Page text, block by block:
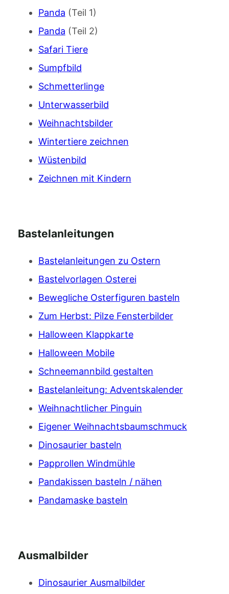
Panda (Teil 1)
Panda (Teil 2)
Safari Tiere
Sumpfbild
Schmetterlinge
Unterwasserbild
Weihnachtsbilder
Wintertiere zeichnen
Wüstenbild
Zeichnen mit Kindern
Bastelanleitungen
Bastelanleitungen zu Ostern
Bastelvorlagen Osterei
Bewegliche Osterfiguren basteln
Zum Herbst: Pilze Fensterbilder
Halloween Klappkarte
Halloween Mobile
Schneemannbild gestalten
Bastelanleitung: Adventskalender
Weihnachtlicher Pinguin
Eigener Weihnachtsbaumschmuck
Dinosaurier basteln
Papprollen Windmühle
Pandakissen basteln / nähen
Pandamaske basteln
Ausmalbilder
Dinosaurier Ausmalbilder